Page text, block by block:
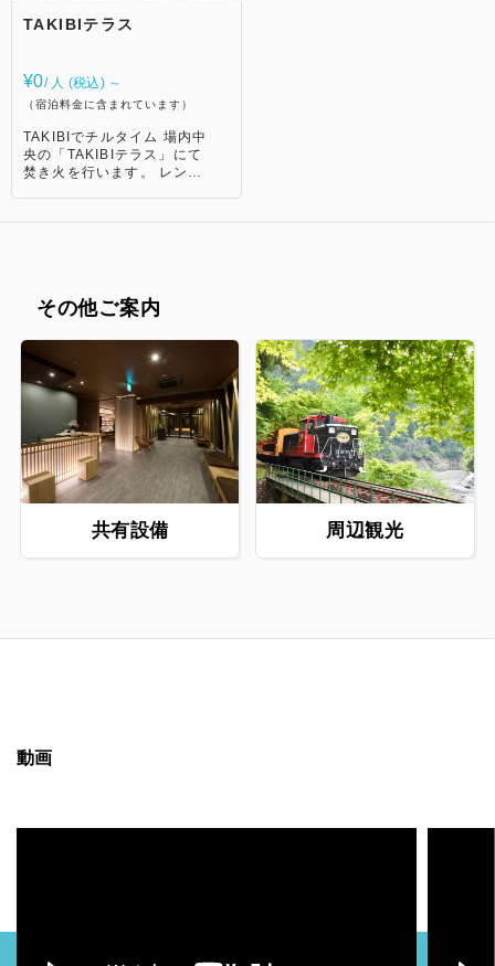
じりと溶けるような暑さの中
ム。 ⑤酵素風呂 約5,000種
の酵素に天然の米ぬかを配
合。自然に熱を発行する米ぬ
かで身体が芯から温まり、新
陳代謝が促進されます。 身
体に不足している酵素の補給
で免疫力が高まり、美肌効果
やデトックス効果が期待でき
23:30（最終受付23:00）
（ランタンテラス、キッズパ
ーク、スーベニア含む） ・
プール：9:00〜18:00 （ご
自身の水着をお持ちいただく
ことをおすすめいたします。
有料レンタルあり） ・米ぬ
か酵素浴：10:00〜18:00
（15分/ 2,500円（税込）事
前予約制。お電話、浴場フロ
ントで承ります）
だけます！ お好きな”ととの
TAKIBIテラス
¥0/ 人 (税込) ～
（宿泊料金に含まれています）
TAKIBIでチルタイム 場内中
央の「TAKIBIテラス」にて
焚き火を行います。 レンガ
とろける焼きマシュマロも
お召上がりいただけます。
ひとときをどうぞ。 【点
火】 20:00～21:00 ※悪天
候の場合は中止となりま
す。
その他ご案内
共有設備 周辺観光
動画